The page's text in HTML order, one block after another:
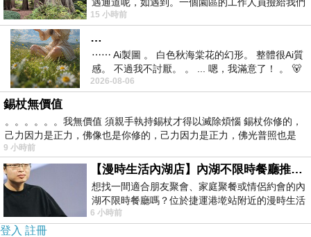
細賞。
15 小時前
…
⋯⋯ Ai製圖 。 白色秋海棠花的幻形。 整體很Ai質
感。 不過我不討厭。 。 ... 嗯，我滿意了！ 。 🐻
昨中
2026-08-06
錫杖無價值
。。。。。。我無價值 須親手執持錫杖才得以滅除煩惱 錫杖你修的，
己力因力是正力，佛像也是你修的，己力因力是正力，佛光普照也是
9 小時前
【漫時生活內湖店】內湖不限時餐廳推薦｜捷運港墘站美食，聚餐、約會、家庭聚會首選，正餐甜點一次滿足
想找一間適合朋友聚會、家庭聚餐或情侶約會的內
湖不限時餐廳嗎？位於捷運港墘站附近的漫時生活
內湖店，從捷運站步行約4分鐘即可抵
6 小時前
登入 註冊